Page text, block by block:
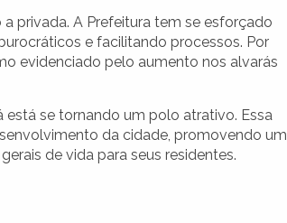
privada. A Prefeitura tem se esforçado
e facilitando processos. Por
evidenciado pelo aumento nos alvarás
se tornando um polo atrativo. Essa
da cidade, promovendo um
de vida para seus residentes.